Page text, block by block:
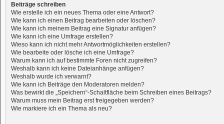
Beiträge schreiben
Wie erstelle ich ein neues Thema oder eine Antwort?
Wie kann ich einen Beitrag bearbeiten oder löschen?
Wie kann ich meinem Beitrag eine Signatur anfügen?
Wie kann ich eine Umfrage erstellen?
Wieso kann ich nicht mehr Antwortmöglichkeiten erstellen?
Wie bearbeite oder lösche ich eine Umfrage?
Warum kann ich auf bestimmte Foren nicht zugreifen?
Weshalb kann ich keine Dateianhänge anfügen?
Weshalb wurde ich verwarnt?
Wie kann ich Beiträge den Moderatoren melden?
Was bewirkt die „Speichern“-Schaltfläche beim Schreiben eines Beitrags?
Warum muss mein Beitrag erst freigegeben werden?
Wie markiere ich ein Thema als neu?